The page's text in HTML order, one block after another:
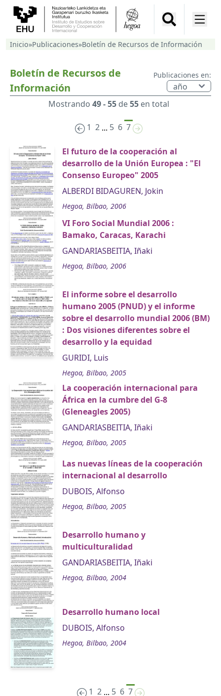
Inicio»Publicaciones»Boletín de Recursos de Información
Boletín de Recursos de
Información
Publicaciones en:
Mostrando 49 - 55de55en total
1 2 ... 5 6 7
El futuro de la cooperación al
desarrollo de la Unión Europea : "El
Consenso Europeo" 2005
ALBERDI BIDAGUREN, Jokin
Hegoa, Bilbao, 2006
VI Foro Social Mundial 2006 :
Bamako, Caracas, Karachi
GANDARIASBEITIA, Iñaki
Hegoa, Bilbao, 2006
El informe sobre el desarrollo
humano 2005 (PNUD) y el informe
sobre el desarrollo mundial 2006 (BM)
: Dos visiones diferentes sobre el
desarrollo y la equidad
GURIDI, Luis
Hegoa, Bilbao, 2005
La cooperación internacional para
África en la cumbre del G-8
(Gleneagles 2005)
GANDARIASBEITIA, Iñaki
Hegoa, Bilbao, 2005
Las nuevas líneas de la cooperación
internacional al desarrollo
DUBOIS, Alfonso
Hegoa, Bilbao, 2005
Desarrollo humano y
multiculturalidad
GANDARIASBEITIA, Iñaki
Hegoa, Bilbao, 2004
Desarrollo humano local
DUBOIS, Alfonso
Hegoa, Bilbao, 2004
1 2 ... 5 6 7